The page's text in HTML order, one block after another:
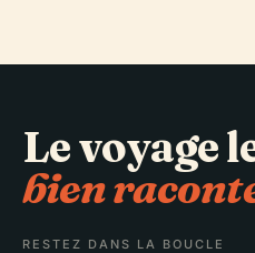
Le voyage
bien
RESTEZ DANS LA BOUCLE